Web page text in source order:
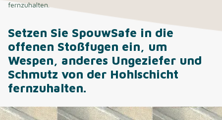
fernzuhalten.
Setzen Sie SpouwSafe in die
offenen Stoßfugen ein, um
Wespen, anderes Ungeziefer und
Schmutz von der Hohlschicht
fernzuhalten.